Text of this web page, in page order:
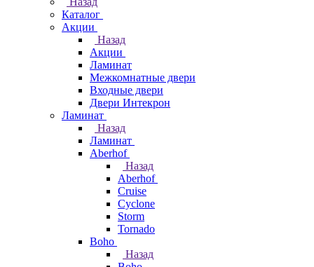
Каталог
Акции
Назад
Акции
Ламинат
Межкомнатные двери
Входные двери
Двери Интекрон
Ламинат
Назад
Ламинат
Aberhof
Назад
Aberhof
Cruise
Cyclone
Storm
Tornado
Boho
Назад